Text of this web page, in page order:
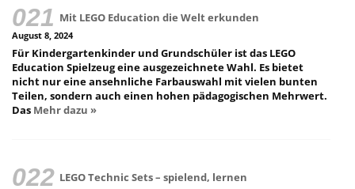
Mit LEGO Education die Welt erkunden
August 8, 2024
Für Kindergartenkinder und Grundschüler ist das LEGO
Education Spielzeug eine ausgezeichnete Wahl. Es bietet
nicht nur eine ansehnliche Farbauswahl mit vielen bunten
Teilen, sondern auch einen hohen pädagogischen Mehrwert.
Das Mehr dazu »
LEGO Technic Sets – spielend, lernen